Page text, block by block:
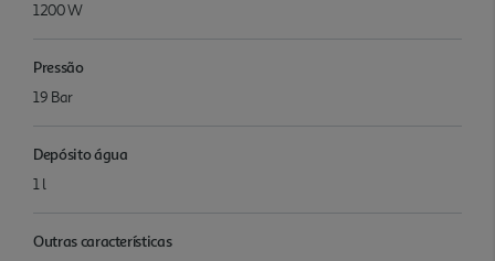
1200 W
Pressão
19 Bar
Depósito água
1 l
Outras características